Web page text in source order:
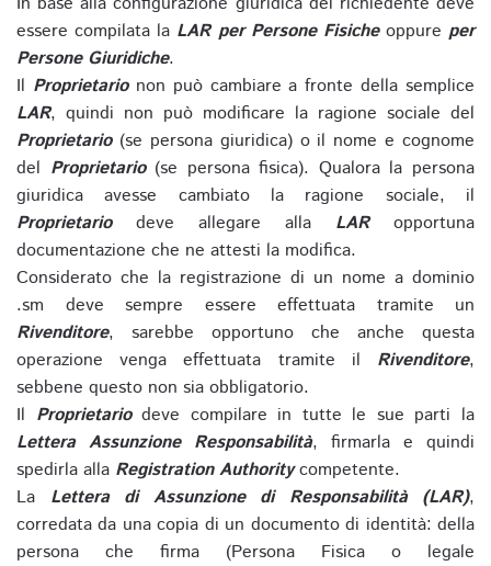
essere compilata la LAR per Persone Fisicheoppure per
Persone Giuridiche.
Il Proprietarionon può cambiare a fronte della semplice
LAR, quindi non può modificare la ragione sociale del
Proprietario(se persona giuridica) o il nome e cognome
del Proprietario(se persona fisica). Qualora la persona
giuridica avesse cambiato la ragione sociale, il
Proprietariodeve allegare alla LARopportuna
documentazione che ne attesti la modifica.
Considerato che la registrazione di un nome a dominio
.sm deve sempre essere effettuata tramite un
Rivenditore, sarebbe opportuno che anche questa
operazione venga effettuata tramite il Rivenditore,
sebbene questo non sia obbligatorio.
Il Proprietariodeve compilare in tutte le sue parti la
Lettera Assunzione Responsabilità, firmarla e quindi
spedirla alla Registration Authoritycompetente.
La Lettera di Assunzione di Responsabilità (LAR),
corredata da una copia di un documento di identità: della
persona che firma (Persona Fisica o legale